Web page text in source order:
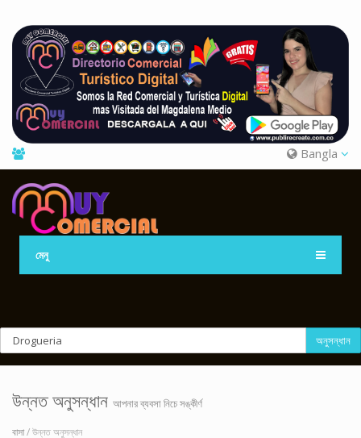
Bangla
মেনু
অনুসন্ধান
উন্নত অনুসন্ধান আপনার ব্যবসা নিচে সঙ্কীর্ণ
বাসা/ উন্নত অনুসন্ধান